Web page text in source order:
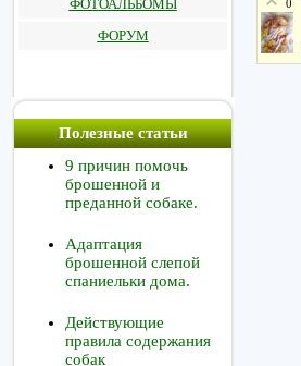
ФОТОАЛЬБОМЫ
ФОРУМ
Полезные статьи
9 причин помочь
брошенной и
преданной собаке.
Адаптация
брошенной слепой
спаниельки дома.
Действующие
правила содержания
собак
0